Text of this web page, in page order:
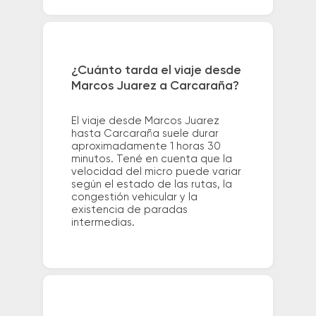
¿Cuánto tarda el viaje desde
Marcos Juarez a Carcaraña?
El viaje desde Marcos Juarez
hasta Carcaraña suele durar
aproximadamente 1 horas 30
minutos. Tené en cuenta que la
velocidad del micro puede variar
según el estado de las rutas, la
congestión vehicular y la
existencia de paradas
intermedias.